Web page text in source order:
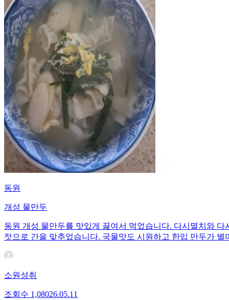
동원
개성 물만두
동원 개성 물만두를 맛있게 끓여서 먹었습니다. 다시멸치와
젓으로 간을 맞추었습니다. 국물맛도 시원하고 한입 만두가 별
소원성취
조회수 1,08026.05.11